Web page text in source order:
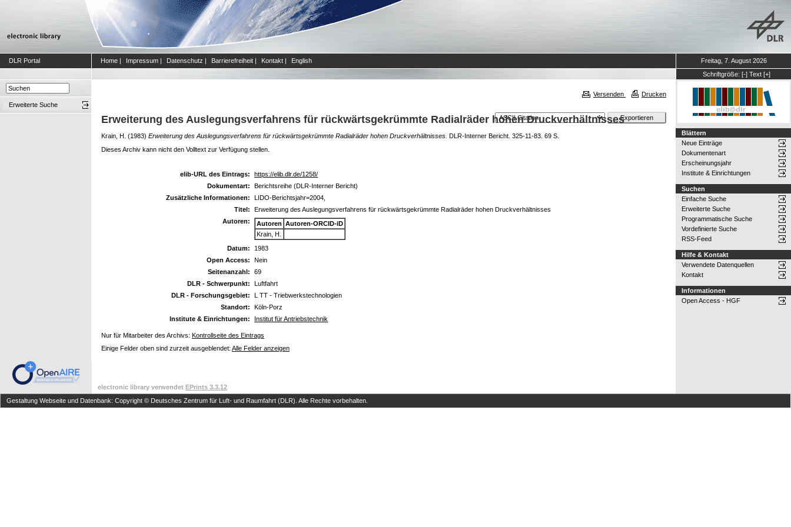
DLR Portal Home | Impressum | Datenschutz | Barrierefreiheit | Kontakt | English
Freitag, 7. August 2026
Schriftgröße: [-] Text [+]
Erweiterte Suche
Versenden Drucken
Erweiterung des Auslegungsverfahrens für rückwärtsgekrümmte Radialräder hohen Druckverhältnisses
Krain, H. (1983) Erweiterung des Auslegungsverfahrens für rückwärtsgekrümmte Radialräder hohen Druckverhältnisses. DLR-Interner Bericht. 325-11-83. 69 S.
Dieses Archiv kann nicht den Volltext zur Verfügung stellen.
elib-URL des Eintrags:
https://elib.dlr.de/1258/
Dokumentart:
Berichtsreihe (DLR-Interner Bericht)
Zusätzliche Informationen:
LIDO-Berichtsjahr=2004,
Titel:
Erweiterung des Auslegungsverfahrens für rückwärtsgekrümmte Radialräder hohen Druckverhältnisses
Autoren:
Autoren Autoren-ORCID-iD
Krain, H.
Datum:
1983
Open Access:
Nein
Seitenanzahl:
69
DLR - Schwerpunkt:
Luftfahrt
DLR - Forschungsgebiet:
L TT - Triebwerkstechnologien
Standort:
Köln-Porz
Institute & Einrichtungen:
Institut für Antriebstechnik
Nur für Mitarbeiter des Archivs: Kontrollseite des Eintrags
Einige Felder oben sind zurzeit ausgeblendet: Alle Felder anzeigen
Blättern
Neue Einträge
Dokumentenart
Erscheinungsjahr
Institute & Einrichtungen
Suchen
Einfache Suche
Erweiterte Suche
Programmatische Suche
Vordefinierte Suche
RSS-Feed
Hilfe & Kontakt
Verwendete Datenquellen
Kontakt
Informationen
Open Access - HGF
electronic library verwendet EPrints 3.3.12
Gestaltung Webseite und Datenbank: Copyright © Deutsches Zentrum für Luft- und Raumfahrt (DLR). Alle Rechte vorbehalten.